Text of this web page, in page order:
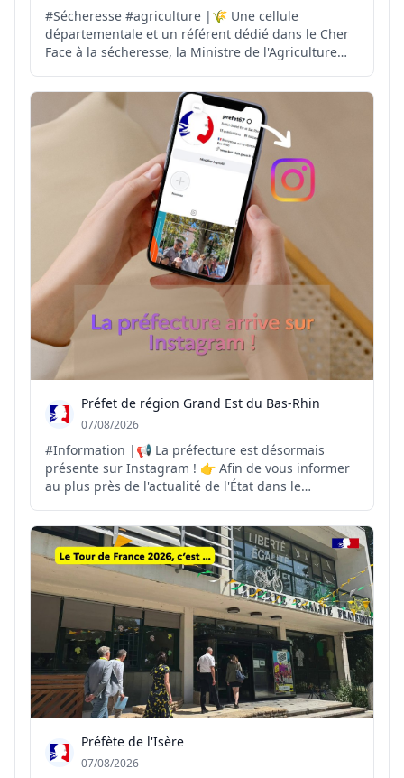
#Sécheresse #agriculture |🌾 Une cellule
départementale et un référent dédié dans le Cher
Face à la sécheresse, la Ministre de l'Agriculture
sécheresse et la désignation d'un référent dans
chaque département. 📝 Dans le Cher, Philippe
COLIN est nomm...
Préfet de région Grand Est du Bas-Rhin
07/08/2026
#Information |📢 La préfecture est désormais
présente sur Instagram ! 👉 Afin de vous informer
au plus près de l'actualité de l'État dans le
compte Instagram. Vous y retrouverez : 🔹 les
principales actualités de la préfecture 🔹 les
actions condui...
Préfète de l'Isère
07/08/2026